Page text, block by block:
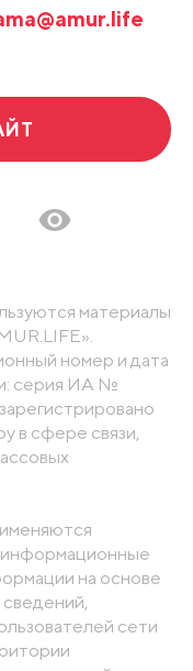
материалы
номер и дата
серия ИА №
в сфере связи,
на основе
сети